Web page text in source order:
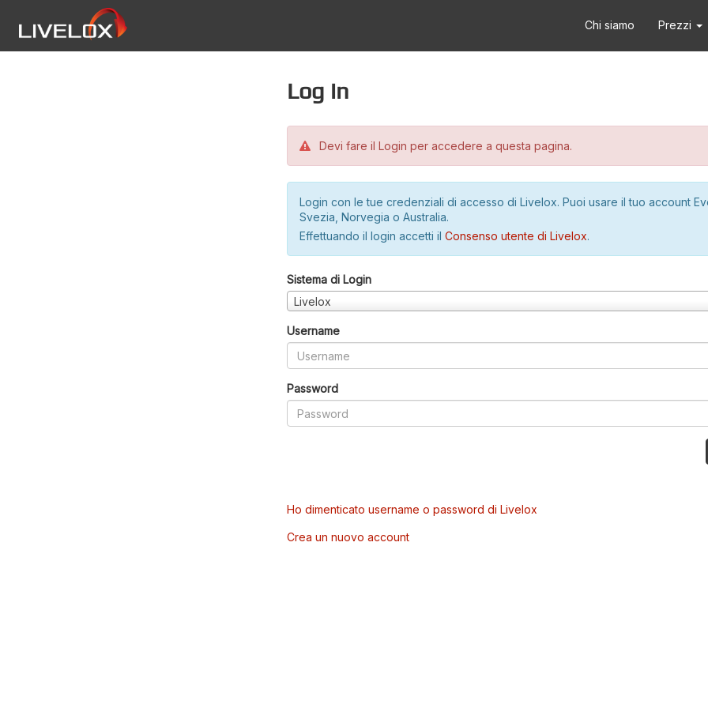
Chi siamo Prezzi
Log in
Devi fare il Login per accedere a questa pagina.
Login con le tue credenziali di accesso di Livelox. Puoi usare il tuo account
Svezia, Norvegia o Australia.
Effettuando il login accetti il Consenso utente di Livelox.
Sistema di Login
Livelox
Username
Password
Ho dimenticato username o password di Livelox
Crea un nuovo account